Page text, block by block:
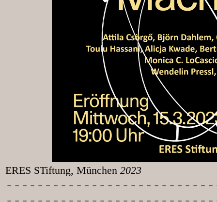
ERES STiftung, München 2023
-----------